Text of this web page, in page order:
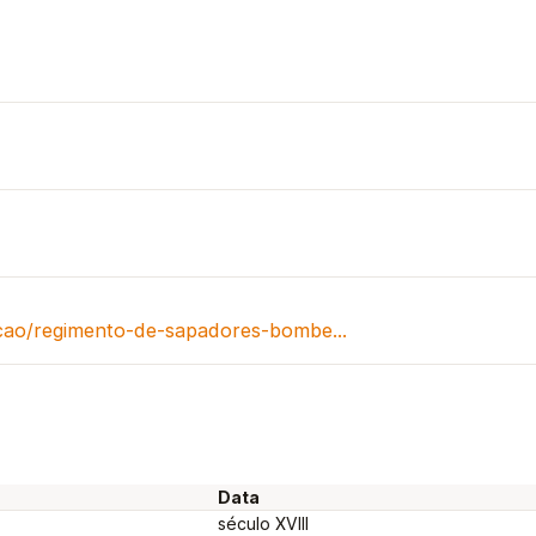
regimento-de-sapadores-bombe…
Data
século XVIII